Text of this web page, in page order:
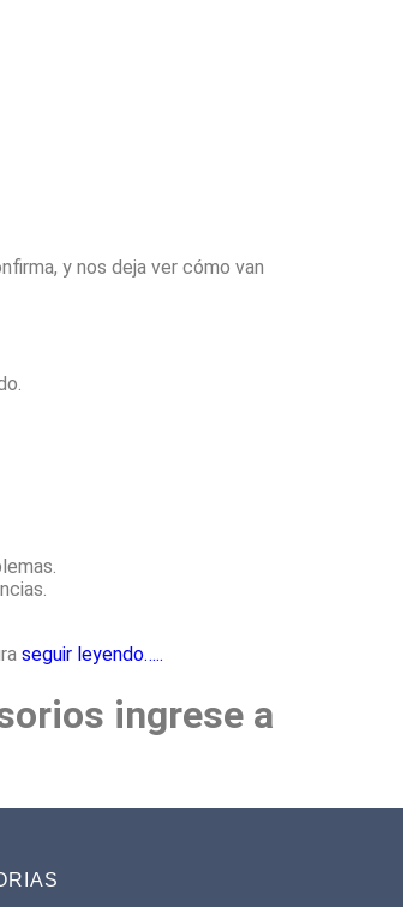
y nos deja ver cómo van
seguir leyendo…..
ingrese a